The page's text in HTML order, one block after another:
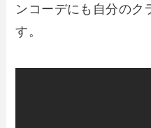
ンコーデにも自分のク
す。